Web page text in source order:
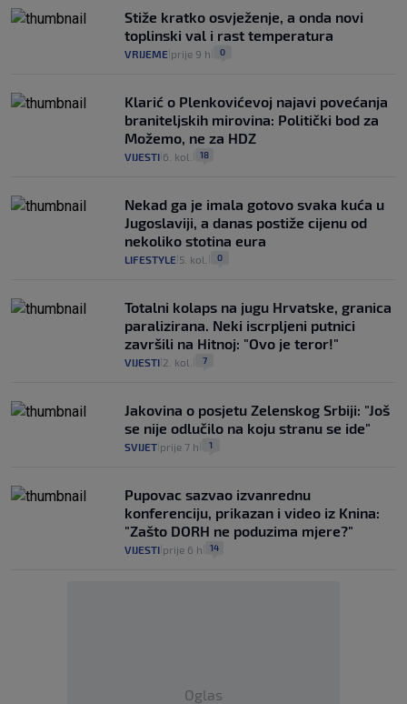
Stiže kratko osvježenje, a onda novi
toplinski val i rast temperatura
VRIJEME prije 9 h 0
Klarić o Plenkovićevoj najavi povećanja
braniteljskih mirovina: Politički bod za
Možemo, ne za HDZ
VIJESTI 6. kol. 18
Nekad ga je imala gotovo svaka kuća u
Jugoslaviji, a danas postiže cijenu od
nekoliko stotina eura
LIFESTYLE 5. kol. 0
Totalni kolaps na jugu Hrvatske, granica
paralizirana. Neki iscrpljeni putnici
završili na Hitnoj: "Ovo je teror!"
VIJESTI 2. kol. 7
Jakovina o posjetu Zelenskog Srbiji: "Još
se nije odlučilo na koju stranu se ide"
SVIJET prije 7 h 1
Pupovac sazvao izvanrednu
konferenciju, prikazan i video iz Knina:
"Zašto DORH ne poduzima mjere?"
VIJESTI prije 6 h 14
Oglas